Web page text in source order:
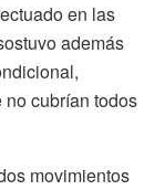
en las
además
cubrían todos
movimientos